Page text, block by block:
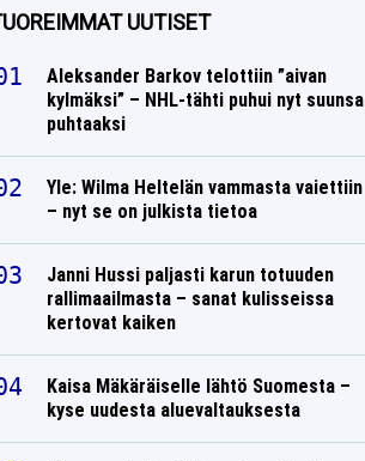
UUTISET
Aleksander Barkov telottiin ”aivan
kylmäksi” – NHL-tähti puhui nyt suunsa
puhtaaksi
Yle: Wilma Heltelän vammasta vaiettiin
– nyt se on julkista tietoa
Janni Hussi paljasti karun totuuden
rallimaailmasta – sanat kulisseissa
kertovat kaiken
Kaisa Mäkäräiselle lähtö Suomesta –
kyse uudesta aluevaltauksesta